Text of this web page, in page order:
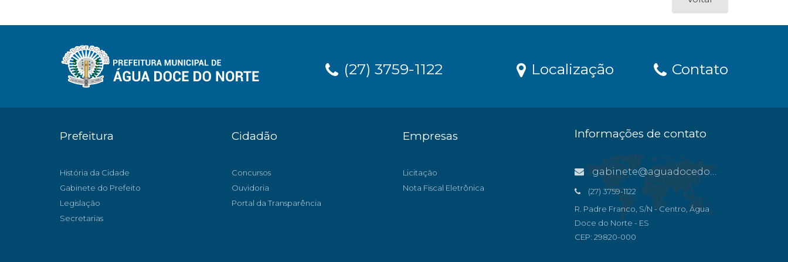
(27) 3759-1122 Localização Contato
Prefeitura
História da Cidade
Gabinete do Prefeito
Legislação
Secretarias
Cidadão
Concursos
Ouvidoria
Portal da Transparência
Empresas
Licitação
Nota Fiscal Eletrônica
Informações de contato
gabinete@aguadocedonorte.es.gov.br
(27) 3759-1122
R. Padre Franco, S/N - Centro, Água
Doce do Norte - ES
CEP: 29820-000